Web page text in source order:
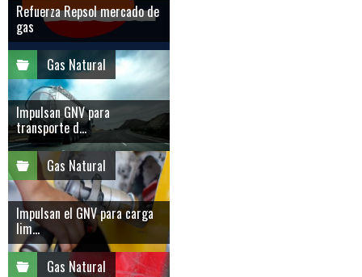
Refuerza Repsol mercado de
gas
Gas Natural
Impulsan GNV para
transporte d...
Gas Natural
Impulsan el GNV para carga
lim...
Gas Natural